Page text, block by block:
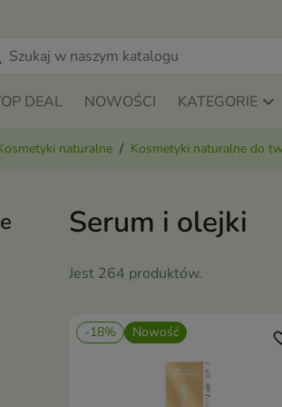
DEAL NOWOŚCI KATEGORIE
naturalne Kosmetyki naturalne do
Serum i olejki
Jest 264 produktów.
-18% Nowość